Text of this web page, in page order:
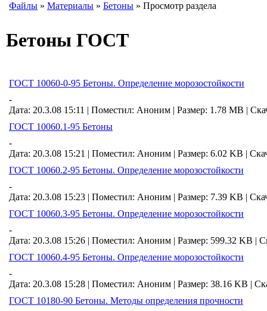
Файлы » Материалы » Бетоны » Просмотр раздела
Бетоны ГОСТ
ГОСТ 10060-0-95 Бетоны. Определение морозостойкости
-
Дата: 20.3.08 15:11 | Поместил: Аноним | Размер: 1.78 MB |
ГОСТ 10060.1-95 Бетоны
-
Дата: 20.3.08 15:21 | Поместил: Аноним | Размер: 6.02 KB |
ГОСТ 10060.2-95 Бетоны. Определение морозостойкости
-
Дата: 20.3.08 15:23 | Поместил: Аноним | Размер: 7.39 KB |
ГОСТ 10060.3-95 Бетоны. Определение морозостойкости
-
Дата: 20.3.08 15:26 | Поместил: Аноним | Размер: 599.32 KB |
ГОСТ 10060.4-95 Бетоны. Определение морозостойкости
-
Дата: 20.3.08 15:28 | Поместил: Аноним | Размер: 38.16 KB |
ГОСТ 10180-90 Бетоны. Методы определения прочности